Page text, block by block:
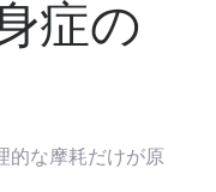
症の
的な摩耗だけが原